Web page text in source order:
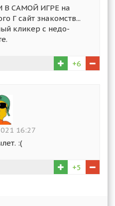
В САМОЙ ИГРЕ на
Г сайт знакомств...
кликер с недо-
+6
16:27
:(
+5